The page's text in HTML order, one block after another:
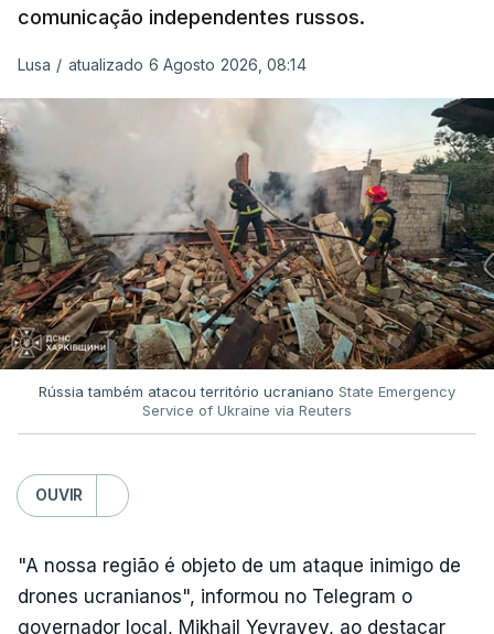
comunicação independentes russos.
Lusa / atualizado 6 Agosto 2026, 08:14
Rússia também atacou território ucraniano State Emergency
Service of Ukraine via Reuters
OUVIR
"A nossa região é objeto de um ataque inimigo de
drones ucranianos", informou no Telegram o
governador local, Mikhail Yevrayev, ao destacar